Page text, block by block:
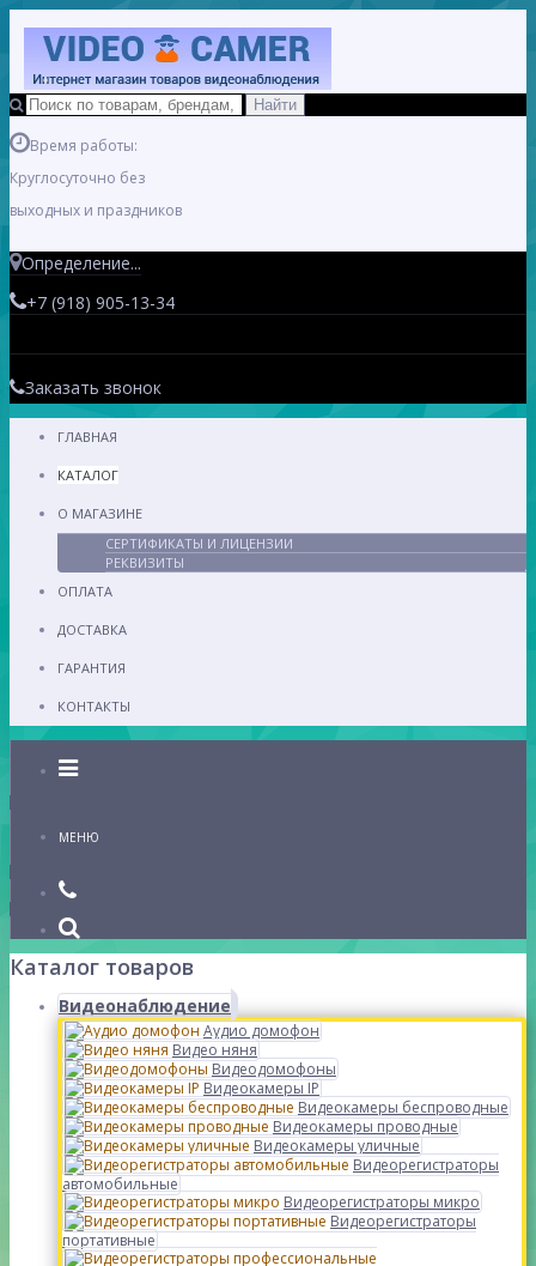
Время работы:
Круглосуточно без
выходных и праздников
Определение...
+7 (918) 905-13-34
Заказать звонок
ГЛАВНАЯ
КАТАЛОГ
О МАГАЗИНЕ
СЕРТИФИКАТЫ И ЛИЦЕНЗИИ
РЕКВИЗИТЫ
ОПЛАТА
ДОСТАВКА
ГАРАНТИЯ
КОНТАКТЫ
Каталог
МЕНЮ
Каталог товаров
Видеонаблюдение
Аудио домофон
Видео няня
Видеодомофоны
Видеокамеры IP
Видеокамеры беспроводные
Видеокамеры проводные
Видеокамеры уличные
Видеорегистраторы
автомобильные
Видеорегистраторы микро
Видеорегистраторы
портативные